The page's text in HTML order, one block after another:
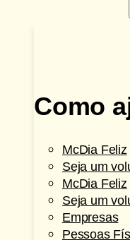
Como
McDia Feliz
Seja um
McDia Feliz
Seja um
Empresas
Pessoas